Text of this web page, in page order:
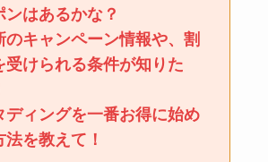
ンはあるかな？
のキャンペーン情報や、割
受けられる条件が知りた
ディングを一番お得に始め
法を教えて！